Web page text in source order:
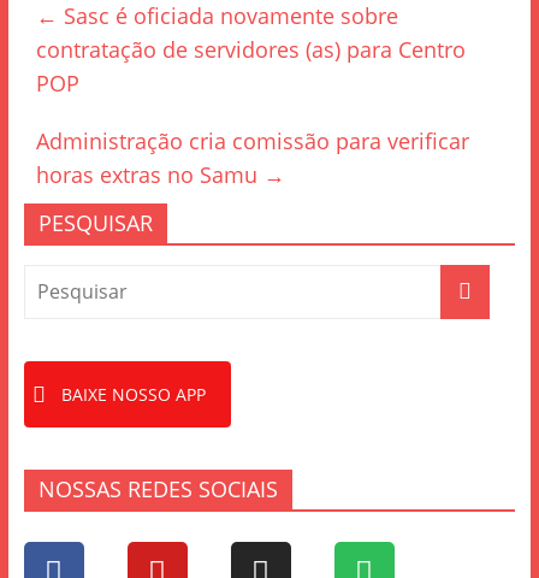
b
o
k
← Sasc é oficiada novamente sobre
contratação de servidores (as) para Centro
POP
Administração cria comissão para verificar
horas extras no Samu →
PESQUISAR
BAIXE NOSSO APP
NOSSAS REDES SOCIAIS